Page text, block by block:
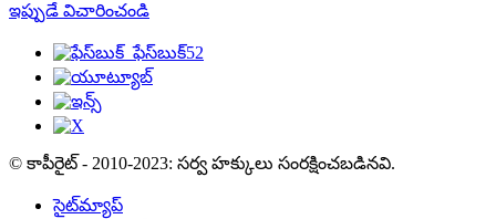
ఇప్పుడే విచారించండి
© కాపీరైట్ - 2010-2023: సర్వ హక్కులు సంరక్షించబడినవి.
సైట్‌మ్యాప్